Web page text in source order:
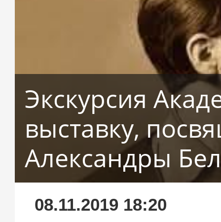
Экскурсия
выставку,
Александры
08.11.2019 18:20